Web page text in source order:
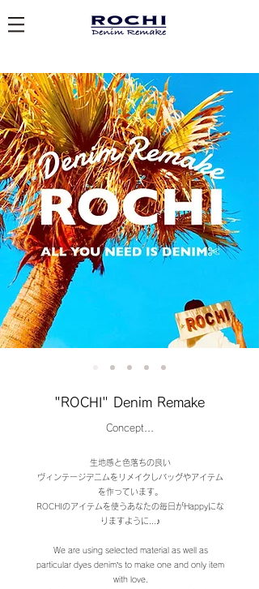
"ROCHI" Denim Remake
Concept...
生地感と色落ちの良い
ヴィンテージデニムをリメイクしバッグやアイテム
を作っています。
ROCHIのアイテムを使うあなたの毎日がHappyにな
りますように...♪
We are using selected material as well as
particular dyes denim’s to make one and only item
with love.